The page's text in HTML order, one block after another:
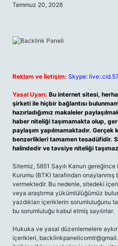
Temmuz 20, 2026
Reklam ve İletişim: Skype:
Yasal Uyarı: Bu internet sitesi,
şirketi ile hiçbir bağlantısı
hazırladığımız makaleler
haber niteliği taşımamakta olup,
paylaşım yapılmamaktadır.
benzerlikleri tamamen tesadüfidir.
halindedir ve tavsiye niteliği
Sitemiz, 5651 Sayılı Kanun
Kurumu (BTK) tarafından onaylanmış
vermektedir. Bu nedenle, sitedeki
veya araştırma yükümlülüğümüz
yazdıkları içeriklerin sorumluluğunu
bu sorumluluğu kabul etmiş sayılırlar.
Hukuka ve yasal düzenlemelere
içerikleri,